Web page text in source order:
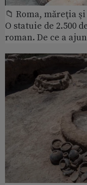
📁 Roma, măreţia
O statuie de 2.500
roman. De ce a